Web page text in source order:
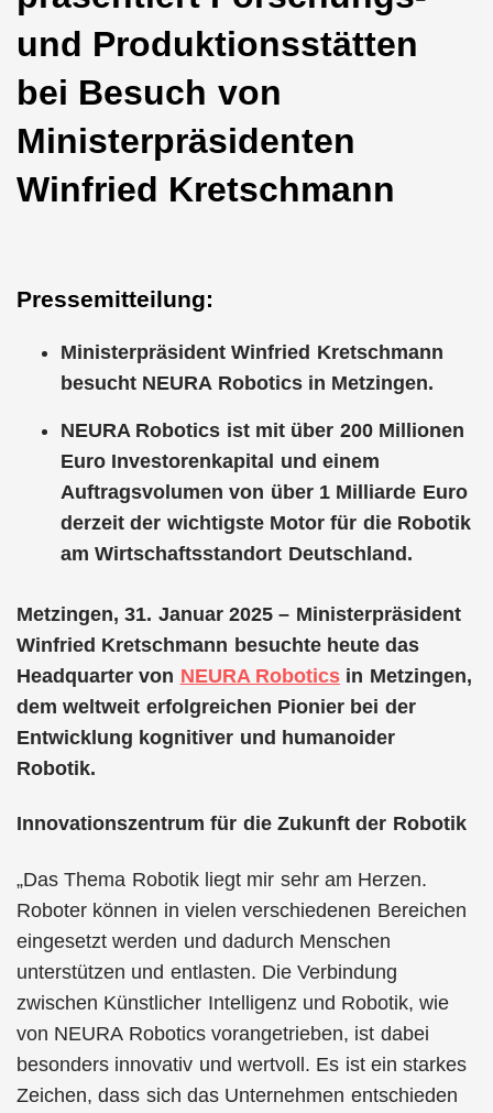
und Produktionsstätten
bei Besuch von
Ministerpräsidenten
Winfried Kretschmann
Pressemitteilung:
Ministerpräsident Winfried Kretschmann
besucht NEURA Robotics in Metzingen.
NEURA Robotics ist mit über 200 Millionen
Euro Investorenkapital und einem
Auftragsvolumen von über 1 Milliarde Euro
derzeit der wichtigste Motor für die Robotik
am Wirtschaftsstandort Deutschland.
Metzingen, 31. Januar 2025 – Ministerpräsident
Winfried Kretschmann besuchte heute das
Headquarter von NEURA Roboticsin Metzingen,
dem weltweit erfolgreichen Pionier bei der
Entwicklung kognitiver und humanoider
Robotik.
Innovationszentrum für die Zukunft der Robotik
„Das Thema Robotik liegt mir sehr am Herzen.
Roboter können in vielen verschiedenen Bereichen
eingesetzt werden und dadurch Menschen
unterstützen und entlasten. Die Verbindung
zwischen Künstlicher Intelligenz und Robotik, wie
von NEURA Robotics vorangetrieben, ist dabei
besonders innovativ und wertvoll. Es ist ein starkes
Zeichen, dass sich das Unternehmen entschieden